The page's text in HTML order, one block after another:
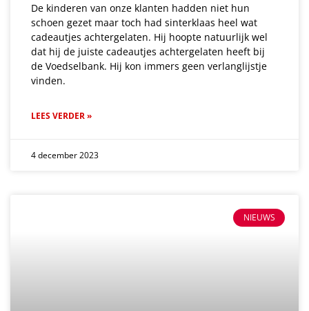
De kinderen van onze klanten hadden niet hun
schoen gezet maar toch had sinterklaas heel wat
cadeautjes achtergelaten. Hij hoopte natuurlijk wel
dat hij de juiste cadeautjes achtergelaten heeft bij
de Voedselbank. Hij kon immers geen verlanglijstje
vinden.
LEES VERDER »
4 december 2023
NIEUWS